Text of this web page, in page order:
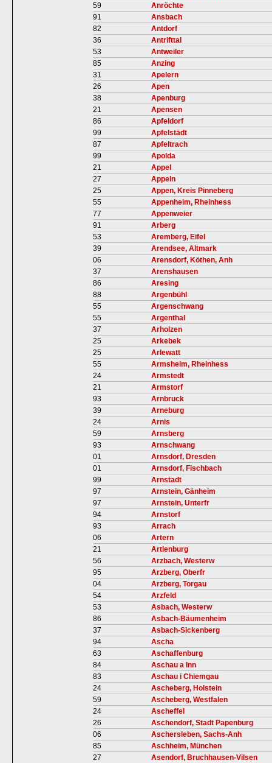
59
Anröchte
91
Ansbach
82
Antdorf
36
Antrifttal
53
Antweiler
85
Anzing
31
Apelern
26
Apen
38
Apenburg
21
Apensen
86
Apfeldorf
99
Apfelstädt
87
Apfeltrach
99
Apolda
21
Appel
27
Appeln
25
Appen, Kreis Pinneberg
55
Appenheim, Rheinhess
77
Appenweier
91
Arberg
53
Aremberg, Eifel
39
Arendsee, Altmark
06
Arensdorf, Köthen, Anh
37
Arenshausen
86
Aresing
88
Argenbühl
55
Argenschwang
55
Argenthal
37
Arholzen
25
Arkebek
25
Arlewatt
55
Armsheim, Rheinhess
24
Armstedt
21
Armstorf
93
Arnbruck
39
Arneburg
24
Arnis
59
Arnsberg
93
Arnschwang
01
Arnsdorf, Dresden
01
Arnsdorf, Fischbach
99
Arnstadt
97
Arnstein, Gänheim
97
Arnstein, Unterfr
94
Arnstorf
93
Arrach
06
Artern
21
Artlenburg
56
Arzbach, Westerw
95
Arzberg, Oberfr
04
Arzberg, Torgau
54
Arzfeld
53
Asbach, Westerw
86
Asbach-Bäumenheim
37
Asbach-Sickenberg
94
Ascha
63
Aschaffenburg
84
Aschau a Inn
83
Aschau i Chiemgau
24
Ascheberg, Holstein
59
Ascheberg, Westfalen
24
Ascheffel
26
Aschendorf, Stadt Papenburg
06
Aschersleben, Sachs-Anh
85
Aschheim, München
27
Asendorf, Bruchhausen-Vilsen